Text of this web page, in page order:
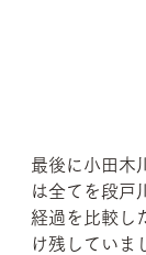
最後に小田木
は全てを段戸
経過を比較し
け残していま